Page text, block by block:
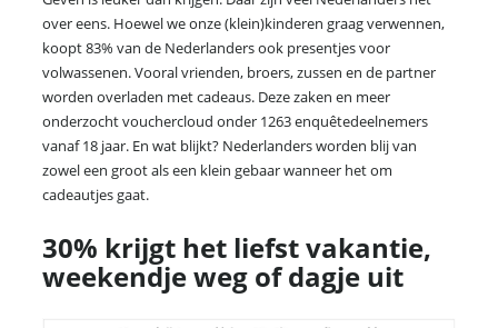
over eens. Hoewel we onze (klein)kinderen graag verwennen,
koopt 83% van de Nederlanders ook presentjes voor
volwassenen. Vooral vrienden, broers, zussen en de partner
worden overladen met cadeaus. Deze zaken en meer
onderzocht vouchercloud onder 1263 enquêtedeelnemers
vanaf 18 jaar. En wat blijkt? Nederlanders worden blij van
zowel een groot als een klein gebaar wanneer het om
cadeautjes gaat.
30% krijgt het liefst vakantie,
weekendje weg of dagje uit